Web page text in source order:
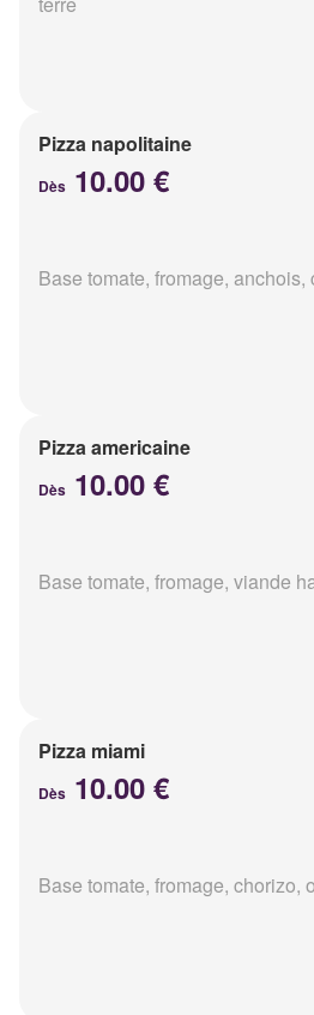
Pizza napolitaine
Dès 10.00 €
Base tomate, fromage,
Pizza americaine
Dès 10.00 €
Base tomate, fromage, viande
Pizza miami
Dès 10.00 €
Base tomate, fromage, chorizo,